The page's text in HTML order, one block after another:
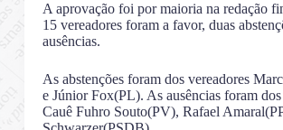
A aprovação foi por maioria na redação
15 vereadores foram a favor, duas
ausências.
As abstenções foram dos vereadores
e Júnior Fox(PL). As ausências foram dos
Cauê Fuhro Souto(PV), Rafael